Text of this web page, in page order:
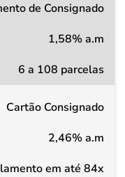
de Consignado
1,58% a.m
6 a 108 parcelas
Cartão Consignado
2,46% a.m
em até 84x